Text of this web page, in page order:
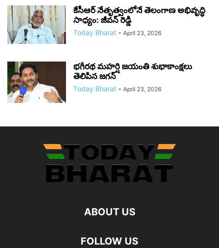
కేసీఆర్ నేతృత్వంలోనే తెలంగాణ అభివృద్ధి
సాధ్యం: జీవన్ రెడ్డి
Today Bharat - April 23, 2026
భగీరథ మహర్షి జయంతి శుభాకాంక్షలు
తెలిపిన జగన్‌
Today Bharat - April 23, 2026
ABOUT US
FOLLOW US